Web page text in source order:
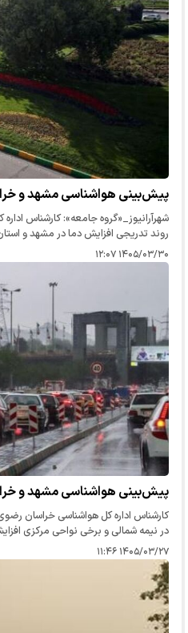
پیش‌بینی هواشناسی مشهد و
شهرآرانیوز_«گروه جامعه»: کارشناس
روند تدریجی افزایش دما در مشهد و
دمای مشهد در گرمترین ساعات به ۳۹ درجه خواهد رسید.
۱۴۰۵/۰۳/۳۰ ۱۲:۰۷
پیش‌بینی هواشناسی مشهد و
کارشناس اداره کل هواشناسی خراسان
در نیمه شمالی و برخی نواحی مرکزی افزایش
وزش باد شدید موقتی؛ در نواحی مستعد
۱۴۰۵/۰۳/۲۷ ۱۱:۴۶